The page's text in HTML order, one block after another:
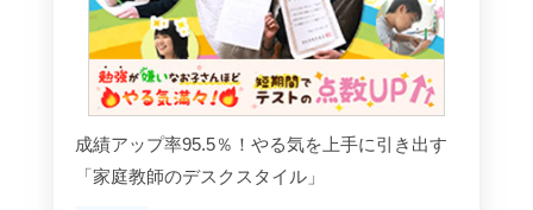
成績アップ率95.5％！やる気を上手に引き出す
「家庭教師のデスクスタイル」